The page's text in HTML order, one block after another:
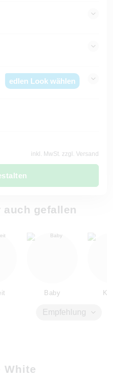
edlen Look wählen
inkl. MwSt. zzgl. Versand
auch gefallen
Baby
Empfehlung
White